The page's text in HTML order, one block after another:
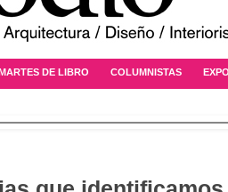
DE LIBRO COLUMNISTAS